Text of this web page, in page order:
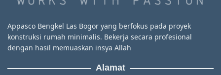
Appasco Bengkel Las Bogor yang berfokus pada proyek
konstruksi rumah minimalis. Bekerja secara profesional
dengan hasil memuaskan insya Allah
Alamat